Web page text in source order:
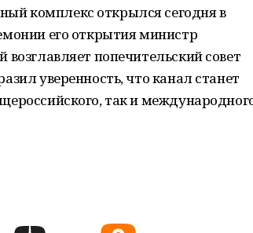
комплекс открылся сегодня в
его открытия министр
попечительский совет
уверенность, что канал станет
так и